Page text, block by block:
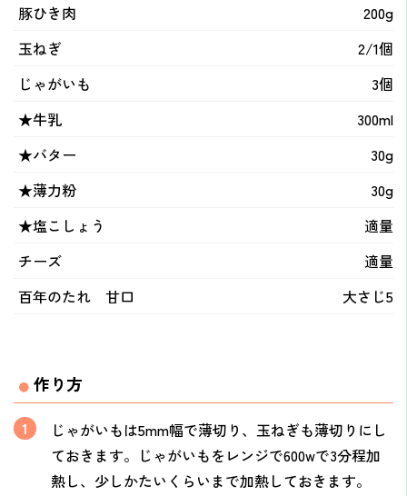
豚ひき肉
200g
玉ねぎ
2/1個
じゃがいも
3個
★牛乳
300ml
★バター
30g
★薄力粉
30g
★塩こしょう
適量
チーズ
適量
百年のたれ 甘口
大さじ5
作り方
じゃがいもは5mm幅で薄切り、玉ねぎも薄切りにし
ておきます。じゃがいもをレンジで600wで3分程加
熱し、少しかたいくらいまで加熱しておきます。